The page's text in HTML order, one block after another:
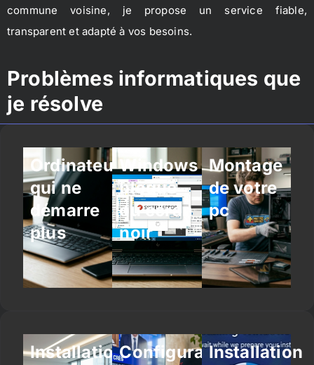
commune voisine, je propose un service fiable,
transparent et adapté à vos besoins.
Problèmes informatiques que
je résolve
Ordinateur
qui ne
démarre
plus
Windows
bloqué
ou écran
noir
Montage
de votre
pc
InstallationConfigurationInstallation